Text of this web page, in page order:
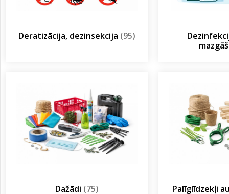
Deratizācija, dezinsekcija (95)
Dažādi (75)
Palīglīdzekļi